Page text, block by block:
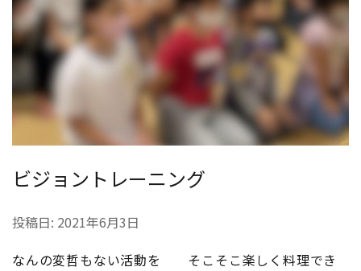
ビジョントレーニング
投稿日: 2021年6月3日
なんの変哲もない活動を そこそこ楽しく料理でき